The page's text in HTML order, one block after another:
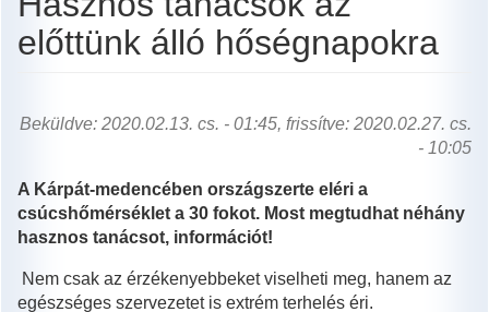
előttünk álló hőségnapokra
Beküldve: 2020.02.13. cs. - 01:45, frissítve: 2020.02.27. cs.
- 10:05
A Kárpát-medencében országszerte eléri a
csúcshőmérséklet a 30 fokot. Most megtudhat néhány
hasznos tanácsot, információt!
Nem csak az érzékenyebbeket viselheti meg, hanem az
egészséges szervezetet is extrém terhelés éri.